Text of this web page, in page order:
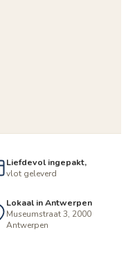
Liefdevol ingepakt,
vlot geleverd
Lokaal in Antwerpen
Museumstraat 3, 2000
Antwerpen